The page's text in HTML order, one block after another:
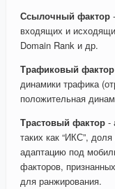
Ссылочный фактор
входящих и
Domain Rank и др.
Трафиковый фактор
динамики трафика
положительная
Трастовый фактор -
таких как “ИКС”,
адаптацию под
факторов,
для ранжирования.